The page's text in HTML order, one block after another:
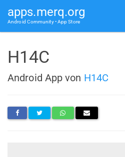
apps.merq.org
Android Community • App Store
H14C
Android App von H14C